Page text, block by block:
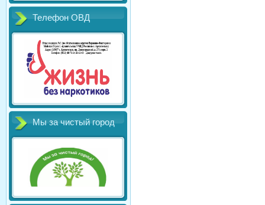
Телефон ОВД
Мы за чистый город